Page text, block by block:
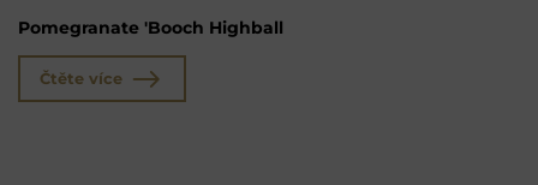
Pomegranate 'Booch Highball
Čtěte více